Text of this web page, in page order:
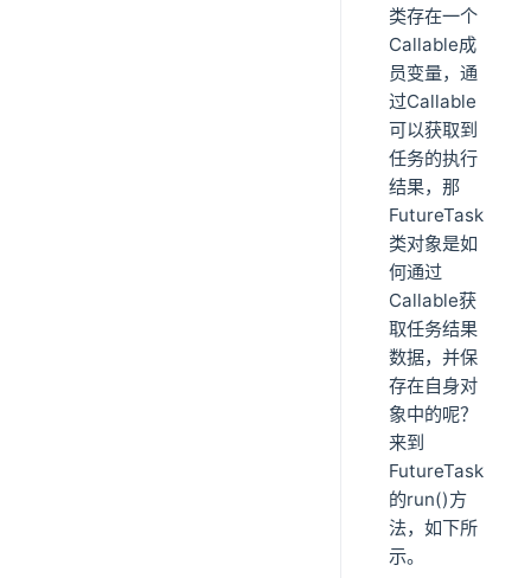
类存在一个
Callable成
员变量，通
过Callable
可以获取到
任务的执行
结果，那
FutureTask
类对象是如
何通过
Callable获
取任务结果
数据，并保
存在自身对
象中的呢？
来到
FutureTask
的run()方
法，如下所
示。